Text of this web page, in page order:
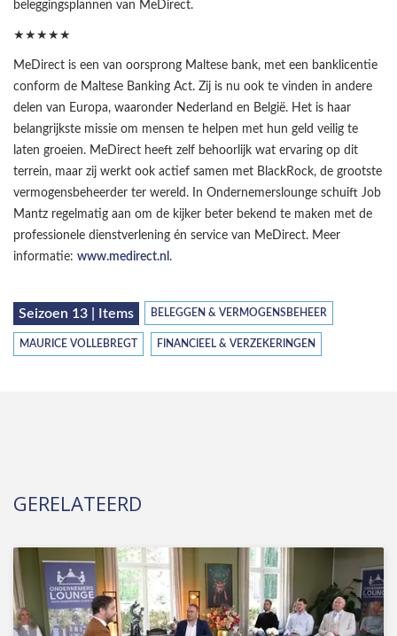
beleggingsplannen van MeDirect.
★★★★★
MeDirect is een van oorsprong Maltese bank, met een banklicentie
conform de Maltese Banking Act. Zij is nu ook te vinden in andere
delen van Europa, waaronder Nederland en België. Het is haar
belangrijkste missie om mensen te helpen met hun geld veilig te
laten groeien. MeDirect heeft zelf behoorlijk wat ervaring op dit
terrein, maar zij werkt ook actief samen met BlackRock, de grootste
vermogensbeheerder ter wereld. In Ondernemerslounge schuift Job
Mantz regelmatig aan om de kijker beter bekend te maken met de
professionele dienstverlening én service van MeDirect. Meer
informatie: www.medirect.nl .
Seizoen 13 | Items BELEGGEN & VERMOGENSBEHEER
MAURICE VOLLEBREGT FINANCIEEL & VERZEKERINGEN
GERELATEERD